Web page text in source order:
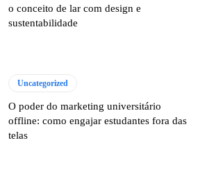
o conceito de lar com design e
sustentabilidade
Uncategorized
O poder do marketing universitário
offline: como engajar estudantes fora das
telas